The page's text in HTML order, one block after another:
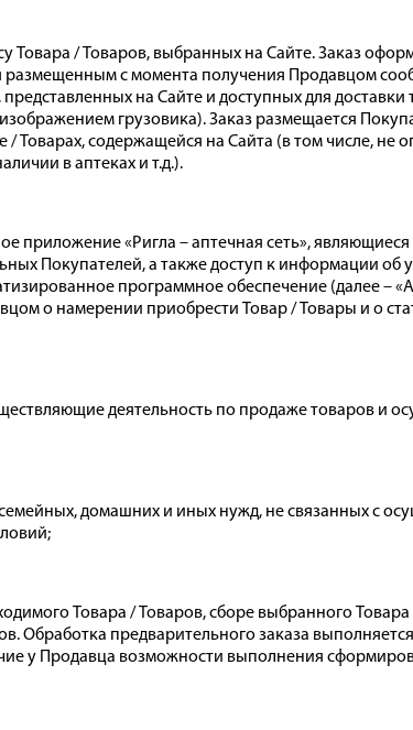
/ Товаров, выбранных на Сайте. Заказ
размещенным с момента получения Продавцом
на Сайте и доступных для
грузовика). Заказ размещается
содержащейся на Сайта (в том числе, не
в аптеках и т.д.).
приложение «Ригла – аптечная сеть»,
Покупателей, а также доступ к информации об
программное обеспечение (далее –
о намерении приобрести Товар / Товары и о
деятельность по продаже товаров и
домашних и иных нужд, не связанных с
Товара / Товаров, сборе выбранного
Обработка предварительного заказа
у Продавца возможности выполнения